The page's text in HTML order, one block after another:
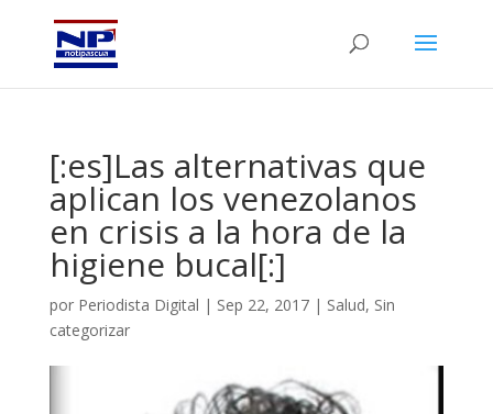
[:es]Las alternativas que
aplican los venezolanos
en crisis a la hora de la
higiene bucal[:]
por Periodista Digital | Sep 22, 2017| Salud, Sin
categorizar